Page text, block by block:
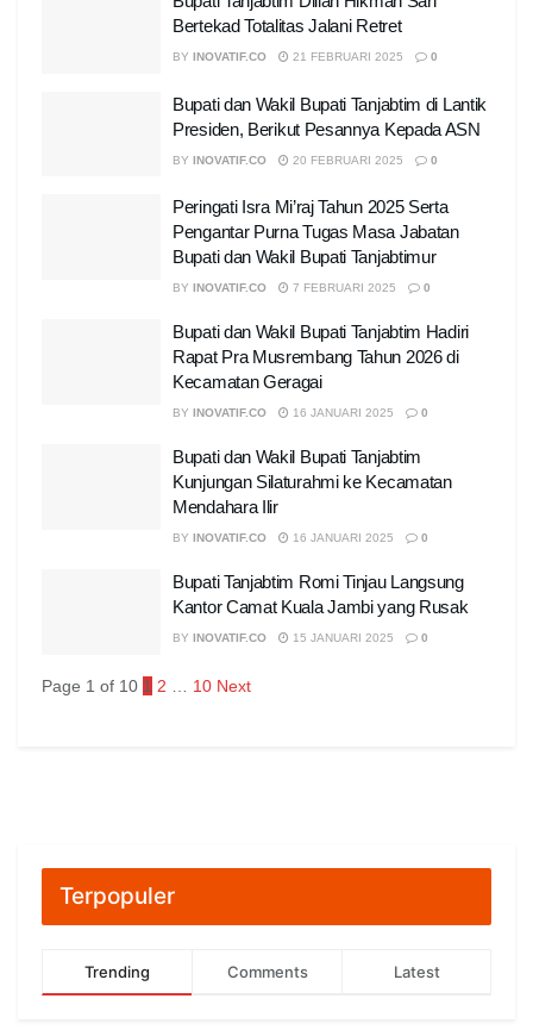
Bertekad Totalitas Jalani Retret
BY INOVATIF.CO 21 FEBRUARI 2025 0
Bupati dan Wakil Bupati Tanjabtim di Lantik
Presiden, Berikut Pesannya Kepada ASN
BY INOVATIF.CO 20 FEBRUARI 2025 0
Peringati Isra Mi’raj Tahun 2025 Serta
Pengantar Purna Tugas Masa Jabatan
Bupati dan Wakil Bupati Tanjabtimur
BY INOVATIF.CO 7 FEBRUARI 2025 0
Bupati dan Wakil Bupati Tanjabtim Hadiri
Rapat Pra Musrembang Tahun 2026 di
Kecamatan Geragai
BY INOVATIF.CO 16 JANUARI 2025 0
Bupati dan Wakil Bupati Tanjabtim
Kunjungan Silaturahmi ke Kecamatan
Mendahara Ilir
BY INOVATIF.CO 16 JANUARI 2025 0
Bupati Tanjabtim Romi Tinjau Langsung
Kantor Camat Kuala Jambi yang Rusak
BY INOVATIF.CO 15 JANUARI 2025 0
Page 1 of 10 1 2 10 Next
Terpopuler
Trending Comments Latest